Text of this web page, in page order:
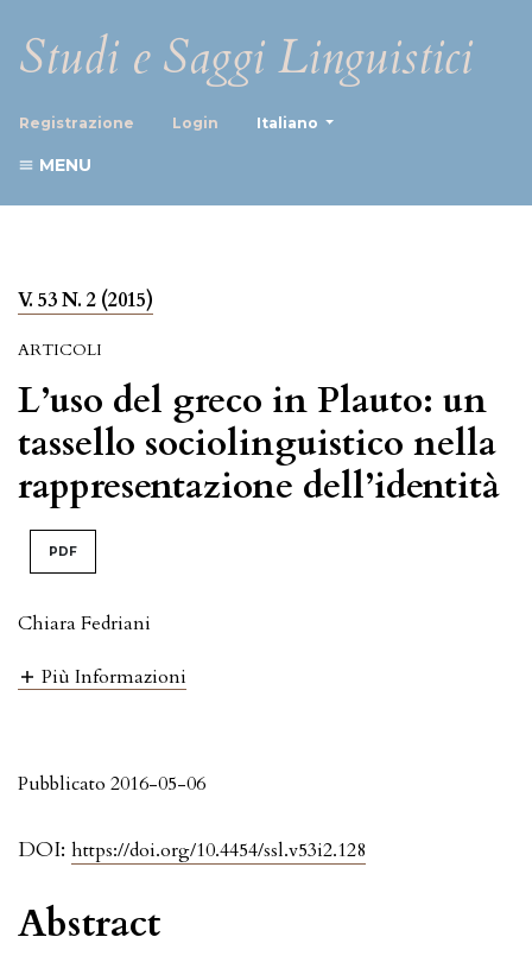
Studi e Saggi Linguistici
Registrazione Login Italiano
MENU
V. 53 N. 2 (2015)
ARTICOLI
L’uso del greco in Plauto: un
tassello sociolinguistico nella
rappresentazione dell’identità
PDF
Chiara Fedriani
Più Informazioni
DOI: https://doi.org/10.4454/ssl.v53i2.128
Pubblicato 2016-05-06
Abstract